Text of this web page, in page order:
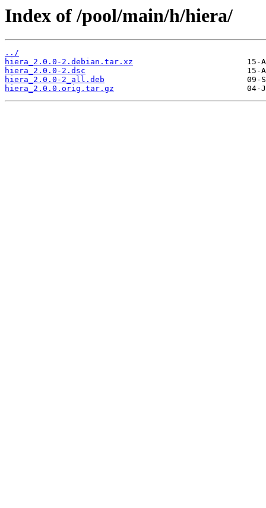
Index of /pool/main/h/hiera/
../
hiera_2.0.0-2.debian.tar.xz
hiera_2.0.0-2.dsc
hiera_2.0.0-2_all.deb
hiera_2.0.0.orig.tar.gz